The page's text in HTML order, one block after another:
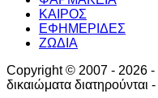
ΚΑΙΡΟΣ
ΕΦΗΜΕΡΙΔΕΣ
ΖΩΔΙΑ
Copyright © 2007 - 2026 -
δικαιώματα διατηρούνται